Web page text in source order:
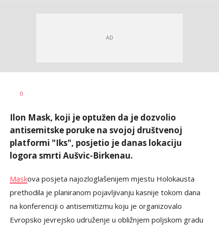
AUTOR
0
Ilon Mask, koji je optužen da je dozvolio
antisemitske poruke na svojoj društvenoj
platformi "Iks", posjetio je danas lokaciju
logora smrti Aušvic-Birkenau.
Maskova posjeta najozloglašenijem mjestu Holokausta
prethodila je planiranom pojavljivanju kasnije tokom dana
na konferenciji o antisemitizmu koju je organizovalo
Evropsko jevrejsko udruženje u obližnjem poljskom gradu